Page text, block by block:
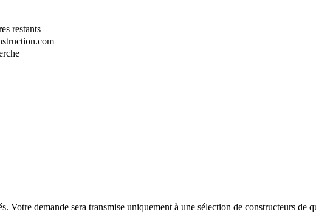
restants
demande sera transmise uniquement à une sélection de constructeurs de